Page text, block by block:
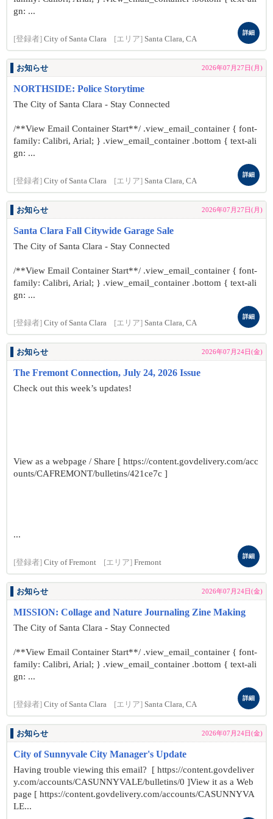
gn: ...
[登録者] City of Santa Clara [エリア] Santa Clara, CA
詳細
お知らせ 2026年07月27日(月)
NORTHSIDE: Police Storytime
The City of Santa Clara - Stay Connected
/**View Email Container Start**/ .view_email_container { font-
family: Calibri, Arial; } .view_email_container .bottom { text-ali
gn: ...
[登録者] City of Santa Clara [エリア] Santa Clara, CA
詳細
お知らせ 2026年07月27日(月)
Santa Clara Fall Citywide Garage Sale
The City of Santa Clara - Stay Connected
/**View Email Container Start**/ .view_email_container { font-
family: Calibri, Arial; } .view_email_container .bottom { text-ali
gn: ...
[登録者] City of Santa Clara [エリア] Santa Clara, CA
詳細
お知らせ 2026年07月24日(金)
The Fremont Connection, July 24, 2026 Issue
Check out this week’s updates!
View as a webpage / Share [ https://content.govdelivery.com/acc
ounts/CAFREMONT/bulletins/421ce7c ]
...
[登録者] City of Fremont [エリア] Fremont
詳細
お知らせ 2026年07月24日(金)
MISSION: Collage and Nature Journaling Zine Making
The City of Santa Clara - Stay Connected
/**View Email Container Start**/ .view_email_container { font-
family: Calibri, Arial; } .view_email_container .bottom { text-ali
gn: ...
[登録者] City of Santa Clara [エリア] Santa Clara, CA
詳細
お知らせ 2026年07月24日(金)
City of Sunnyvale City Manager's Update
Having trouble viewing this email? [ https://content.govdeliver
y.com/accounts/CASUNNYVALE/bulletins/0 ]View it as a Web
page [ https://content.govdelivery.com/accounts/CASUNNYVA
LE...